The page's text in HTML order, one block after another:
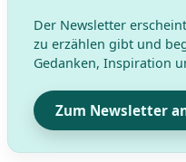
Der Newsletter
zu erzählen gibt und
Gedanken, Inspiration
Zum Newsletter